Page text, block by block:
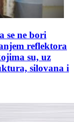
se ne bori
reflektora
su, uz
silovana i